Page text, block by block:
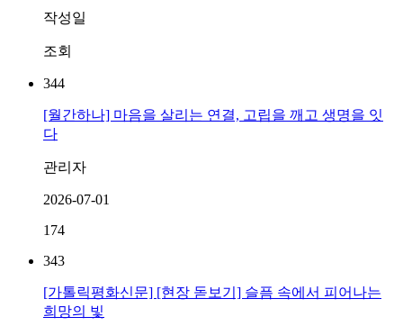
작성일
조회
344
[월간하나] 마음을 살리는 연결, 고립을 깨고 생명을 잇
다
관리자
2026-07-01
174
343
[가톨릭평화신문] [현장 돋보기] 슬픔 속에서 피어나는
희망의 빛